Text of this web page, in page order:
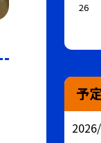
26
予